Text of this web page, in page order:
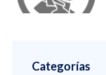
Categorías